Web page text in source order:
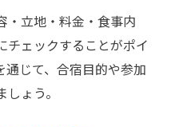
・立地・料金・食事内
チェックすることがポイ
通じて、合宿目的や参加
ょう。